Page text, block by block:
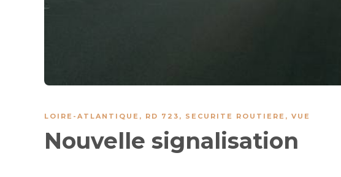
LOIRE-ATLANTIQUE , RD 723 , SECURITE ROUTIERE , VUE
Nouvelle signalisation